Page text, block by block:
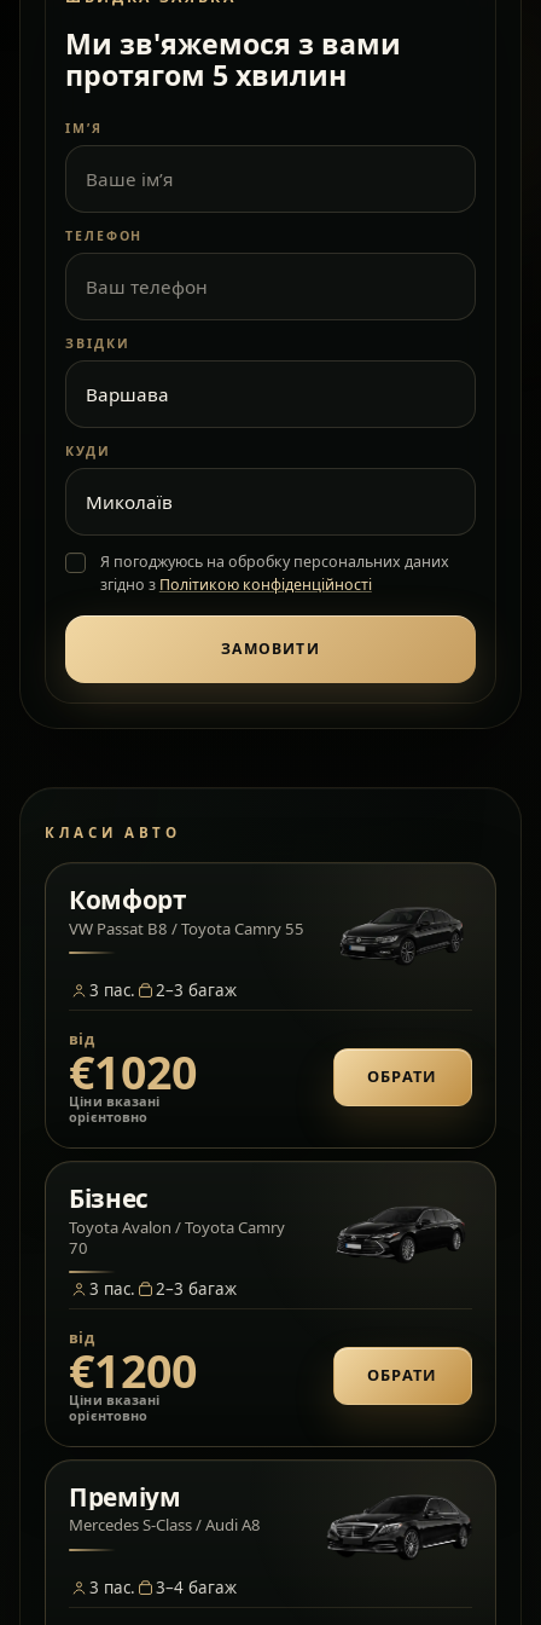
Ми зв'яжемося з вами
протягом 5 хвилин
ІМ’Я
ТЕЛЕФОН
ЗВІДКИ
КУДИ
Я погоджуюсь на обробку персональних даних
згідно з Політикою конфіденційності
ЗАМОВИТИ
КЛАСИ АВТО
Комфорт
VW Passat B8 / Toyota Camry 55
3 пас. 2–3 багаж
від
€1020
Ціни вказані
орієнтовно
ОБРАТИ
Бізнес
Toyota Avalon / Toyota Camry
70
3 пас. 2–3 багаж
від
€1200
Ціни вказані
орієнтовно
ОБРАТИ
Преміум
Mercedes S-Class / Audi A8
3 пас. 3–4 багаж